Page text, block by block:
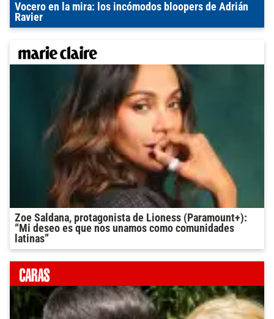
Vocero en la mira: los incómodos bloopers de Adrián
Ravier
Zoe Saldana, protagonista de Lioness (Paramount+):
“Mi deseo es que nos unamos como comunidades
latinas”